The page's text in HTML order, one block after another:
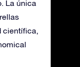
La única
científica,